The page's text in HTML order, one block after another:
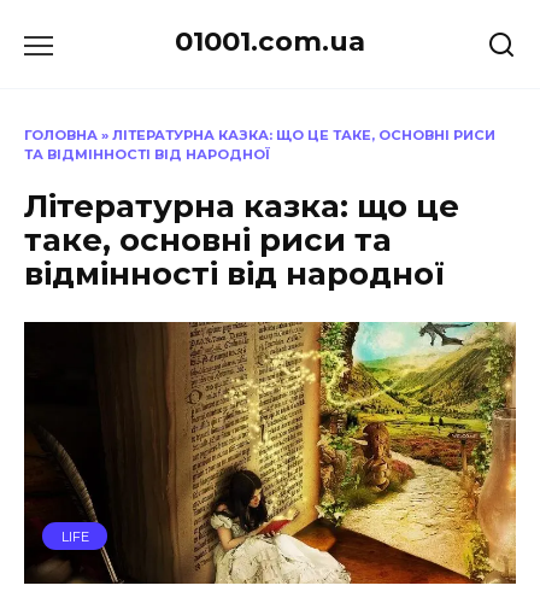
до
01001.com.ua
ГОЛОВНА » ЛІТЕРАТУРНА КАЗКА: ЩО ЦЕ ТАКЕ, ОСНОВНІ РИСИ
ТА ВІДМІННОСТІ ВІД НАРОДНОЇ
Літературна казка: що це
таке, основні риси та
відмінності від народної
LIFE